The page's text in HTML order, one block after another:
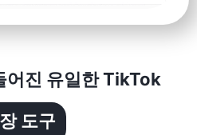
어진 유일한 TikTok
도구